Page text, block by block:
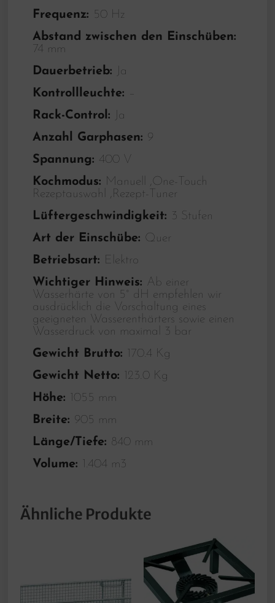
Frequenz: 50 Hz
Abstand zwischen den Einschüben:
74 mm
Dauerbetrieb:
Ja
Kontrollleuchte: –
Rack-Control:
Ja
Anzahl Garphasen: 9
Spannung: 400 V
Kochmodus: Manuell ,One-Touch
Rezeptauswahl ,Rezept-Tuner
Lüftergeschwindigkeit: 3 Stufen
Art der Einschübe: Quer
Betriebsart: Elektro
Wichtiger Hinweis: Ab einer
Wasserhärte von 5° dH empfehlen wir
ausdrücklich die Vorschaltung eines
geeigneten Wasserenthärters sowie einen
Wasserdruck von maximal 3 bar
Gewicht Brutto: 170.4 Kg
Gewicht Netto: 123.0 Kg
Höhe: 1055 mm
Breite: 905 mm
Länge/Tiefe: 840 mm
Volume: 1.404 m3
Ähnliche Produkte